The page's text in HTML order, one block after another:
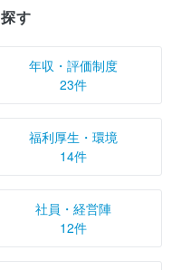
す
年収・評価制度
23件
福利厚生・環境
14件
社員・経営陣
12件